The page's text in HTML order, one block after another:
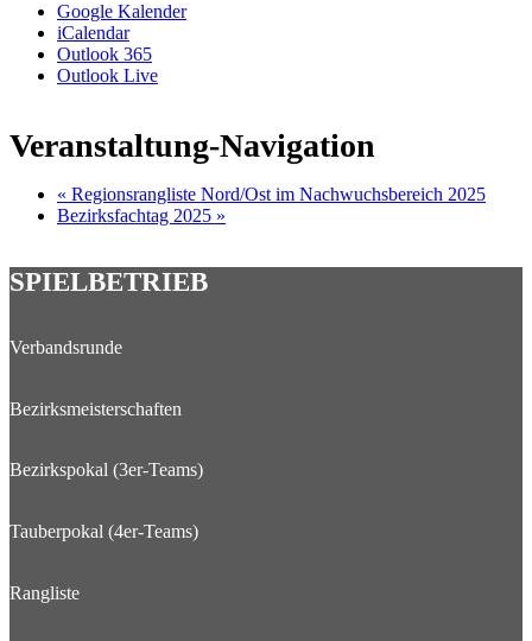
Google Kalender
iCalendar
Outlook 365
Outlook Live
Veranstaltung-Navigation
« Regionsrangliste Nord/Ost im Nachwuchsbereich 2025
Bezirksfachtag 2025 »
SPIELBETRIEB
Verbandsrunde
Bezirksmeisterschaften
Bezirkspokal (3er-Teams)
Tauberpokal (4er-Teams)
Rangliste